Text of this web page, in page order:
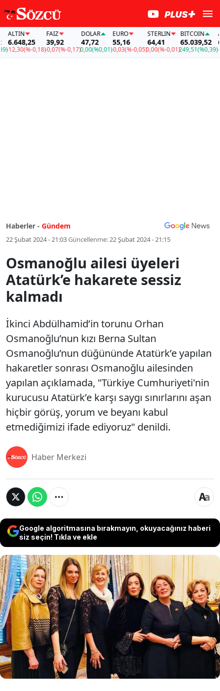
(%-0,18)
FAİZ
39,92
-0,07(%-0,17)
DOLAR
47,72
0,00(%0,01)
EURO
55,16
-0,03(%-0,05)
STERLIN
64,41
0,00(%-0,01)
BITCOIN
65.039,52
249,51(%0,39)-
Haberler - Gündem
22 Şubat 2024 - 21:03Güncellenme:22 Şubat 2024 - 21:15
Osmanoğlu ailesi üyeleri
Atatürk’e hakarete sessiz
kalmadı
İkinci Abdülhamid’in torunu Orhan
Osmanoğlu’nun kızı Berna Sultan
Osmanoğlu’nun düğününde Atatürk’e yapılan
hakaretler sonrası Osmanoğlu ailesinden
yapılan açıklamada, "Türkiye Cumhuriyeti'nin
kurucusu Atatürk’e karşı saygı sınırlarını aşan
hiçbir görüş, yorum ve beyanı kabul
etmediğimizi ifade ediyoruz" denildi.
Haber Merkezi
Google algoritmasına bırakmayın, okuyacağınız haberi
siz seçin! Tıkla ve ekle
İkinci Abdülhamid’in torunu Orhan
Osmanoğlu’nun kızı Berna Sultan Osmanoğlu’nun
düğününde Atatürk’e yapılan hakaretler sonrası
Osmanoğlu ailesinden yapılan açıklamada,
"Türkiye Cumhuriyeti'nin kurucusu Atatürk’e karşı
saygı sınırlarını aşan hiçbir görüş, yorum ve
beyanı kabul etmediğimizi ifade ediyoruz" denildi.